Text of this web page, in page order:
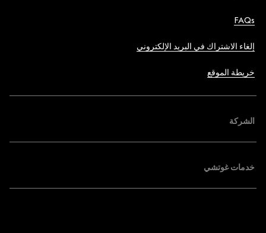
FAQs
إلغاء الاشتراك في البريد الإلكتروني
خريطة الموقع
الشركة
خدمات غوتشي